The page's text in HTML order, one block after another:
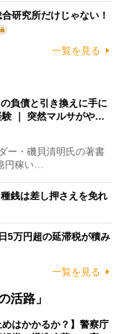
研究所だけじゃない！
一覧を見る
負債と引き換えに手に
験 ｜ 突然マルサがや…
ー・磯貝清明氏の著書
円稼い…
銭は差し押さえを免れ
5万円超の延滞税が積み
一覧を見る
活路」
めはかかるか？】警察庁